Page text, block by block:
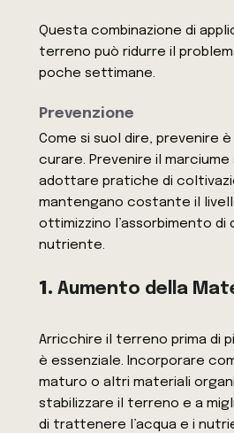
Questa combinazione di
terreno può ridurre il
poche settimane.
Prevenzione
Come si suol dire, prevenire
curare. Prevenire il
adottare pratiche di
mantengano costante il
ottimizzino l’assorbimento
nutriente.
1.Aumento della
Arricchire il terreno prima di
è essenziale. Incorporare
maturo o altri materiali
stabilizzare il terreno e a
di trattenere l’acqua e i